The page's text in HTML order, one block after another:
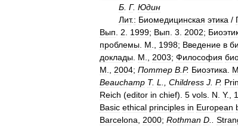
Б Г. Юдин
Лит.: Биомедицинская этика /
Вып
2 1999; Вып 3 2002;
проблемы М 1998; Введение в
доклады М 2003; Философия
М
2004; Поттер В Р. Биоэтика
Beauchamp Т. L Childress J Р.
Reich (editor in chief). 5 vols N Y.,
Basic ethical principles in European
Barcelona
2000; Rothman D